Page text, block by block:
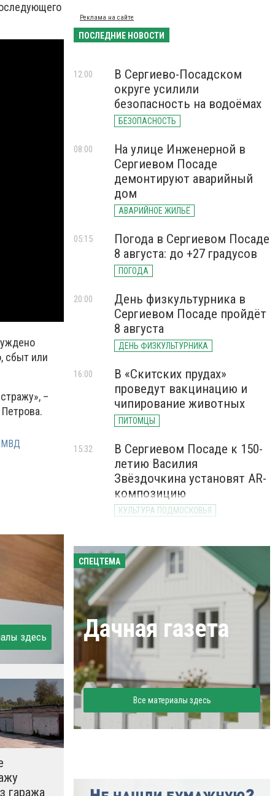
сбыт или
–
здесь
гаража
Реклама на сайте
ПОСЛЕДНИЕ НОВОСТИ
В Сергиево-Посадском
округе усилили
безопасность на водоёмах
БЕЗОПАСНОСТЬ
12:00
На улице Инженерной в
Сергиевом Посаде
демонтируют аварийный
дом
АВАРИЙНОЕ ЖИЛЬЁ
08:00
Погода в Сергиевом Посаде
8 августа: до +27 градусов
ПОГОДА
05:15
День физкультурника в
Сергиевом Посаде пройдёт
8 августа
ДЕНЬ ФИЗКУЛЬТУРНИКА
20:00
В «Скитских прудах»
проведут вакцинацию и
чипирование животных
ПИТОМЦЫ
16:00
В Сергиевом Посаде к 150-
летию Василия
Звёздочкина установят AR-
композицию
КУЛЬТУРА ПОДМОСКОВЬЯ
15:32
СПЕЦТЕМА
Дачная газета
Все материалы здесь